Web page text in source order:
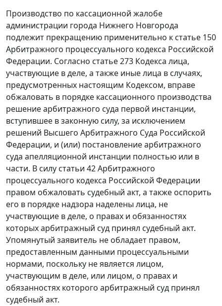
Производство по кассационной жалобе
администрации города Нижнего Новгорода
подлежит прекращению применительно к статье 150
Арбитражного процессуального кодекса Российской
Федерации. Согласно статье 273 Кодекса лица,
участвующие в деле, а также иные лица в случаях,
предусмотренных настоящим Кодексом, вправе
обжаловать в порядке кассационного производства
решение арбитражного суда первой инстанции,
вступившее в законную силу, за исключением
решений Высшего Арбитражного Суда Российской
Федерации, и (или) постановление арбитражного
суда апелляционной инстанции полностью или в
части. В силу статьи 42Арбитражного
процессуального кодекса Российской Федерации
правом обжаловать судебный акт, а также оспорить
его в порядке надзора наделены лица, не
участвующие в деле, о правах и обязанностях
которых арбитражный суд принял судебный акт.
Упомянутый заявитель не обладает правом,
предоставленным данными процессуальными
нормами, поскольку не является лицом,
участвующим в деле, или лицом, о правах и
обязанностях которого арбитражный суд принял
судебный акт.